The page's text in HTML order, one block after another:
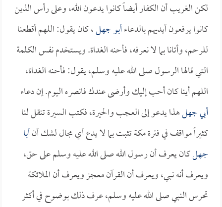
لكن الغريب أن الكفار أيضاً كانوا يدعون الله، وعلى رأس الذين
كانوا يرفعون أيديهم بالدعاءأبو جهل، كان يقول: اللهم أقطعنا
للرحم، وأتانا بما لا نعرفه، فأحنه الغداة. ويستخدم نفس الكلمة
التي قالها الرسول صلى الله عليه وسلم، يقول: فأحنه الغداة،
اللهم أينا كان أحب إليك وأرضى عندك فانصره اليوم. إن دعاء
أبي جهلهذا يدعو إلى العجب والحيرة، فكتب السيرة تنقل لنا
كثيراً مواقف في فترة مكة تثبت بما لا يدع أي مجال لشك أنأبا
جهلكان يعرف أن رسول الله صلى الله عليه وسلم على حق،
ويعرف أنه نبي، ويعرف أن القرآن معجز ويعرف أن الملائكة
تحرس النبي صلى الله عليه وسلم، عرف ذلك بوضوح في أكثر